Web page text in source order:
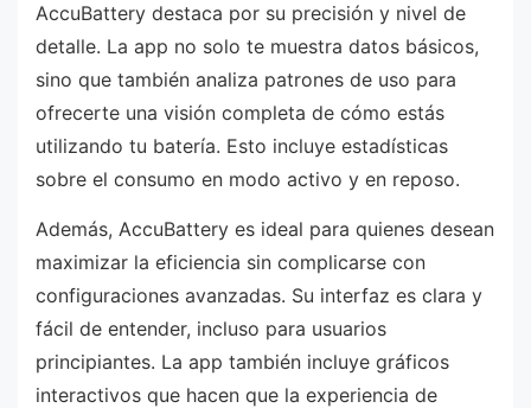
AccuBattery destaca por su precisión y nivel de
detalle. La app no solo te muestra datos básicos,
sino que también analiza patrones de uso para
ofrecerte una visión completa de cómo estás
utilizando tu batería. Esto incluye estadísticas
sobre el consumo en modo activo y en reposo.
Además, AccuBattery es ideal para quienes desean
maximizar la eficiencia sin complicarse con
configuraciones avanzadas. Su interfaz es clara y
fácil de entender, incluso para usuarios
principiantes. La app también incluye gráficos
interactivos que hacen que la experiencia de